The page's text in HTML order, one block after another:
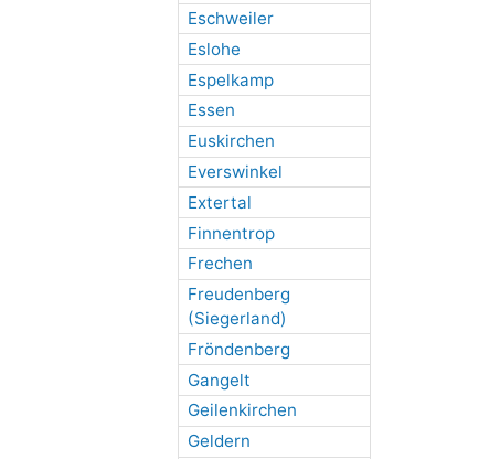
Eschweiler
Eslohe
Espelkamp
Essen
Euskirchen
Everswinkel
Extertal
Finnentrop
Frechen
Freudenberg
(Siegerland)
Fröndenberg
Gangelt
Geilenkirchen
Geldern